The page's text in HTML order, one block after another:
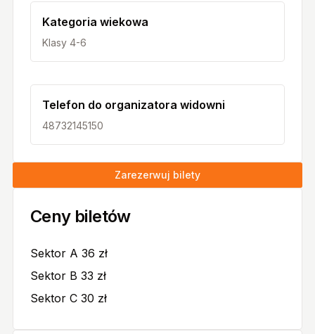
Kategoria wiekowa
Klasy 4-6
Telefon do organizatora widowni
48732145150
Zarezerwuj bilety
Ceny biletów
Sektor A 36 zł
Sektor B 33 zł
Sektor C 30 zł